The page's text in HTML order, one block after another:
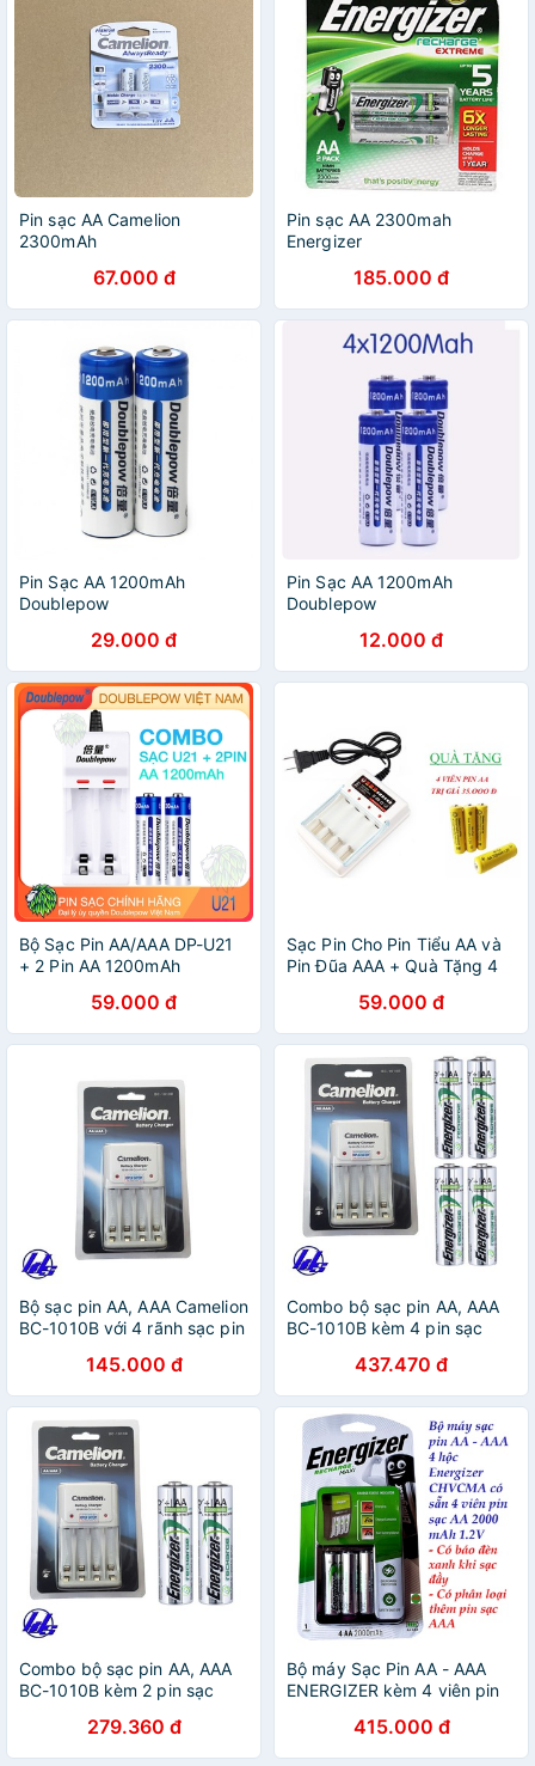
Pin sạc AA Camelion
2300mAh
67.000 đ
Pin sạc AA 2300mah
Energizer
185.000 đ
Pin Sạc AA 1200mAh
Doublepow
29.000 đ
Pin Sạc AA 1200mAh
Doublepow
12.000 đ
Bộ Sạc Pin AA/AAA DP-U21
+ 2 Pin AA 1200mAh
59.000 đ
Sạc Pin Cho Pin Tiểu AA và
Pin Đũa AAA + Quà Tặng 4
59.000 đ
Bộ sạc pin AA, AAA Camelion
BC-1010B với 4 rãnh sạc pin
145.000 đ
Combo bộ sạc pin AA, AAA
BC-1010B kèm 4 pin sạc
437.470 đ
Combo bộ sạc pin AA, AAA
BC-1010B kèm 2 pin sạc
279.360 đ
Bộ máy Sạc Pin AA - AAA
ENERGIZER kèm 4 viên pin
415.000 đ